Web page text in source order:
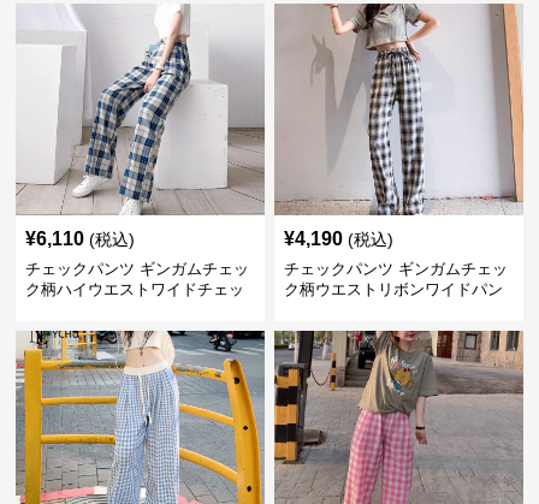
¥6,110 (税込)
チェックパンツ ギンガムチェッ
ク柄ハイウエストワイドチェッ
¥4,190 (税込)
チェックパンツ ギンガムチェッ
ク柄ウエストリボンワイドパン